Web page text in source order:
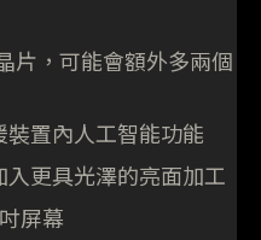
片，可能會額外多兩個
置內人工智能功能
更具光澤的亮面加工
屏幕